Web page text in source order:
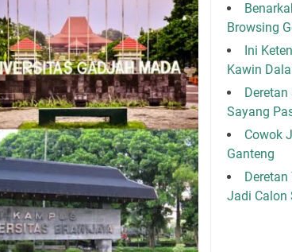
Browsing
Ini
Kawin
Sayang
Cowok
Ganteng
Jadi Calon